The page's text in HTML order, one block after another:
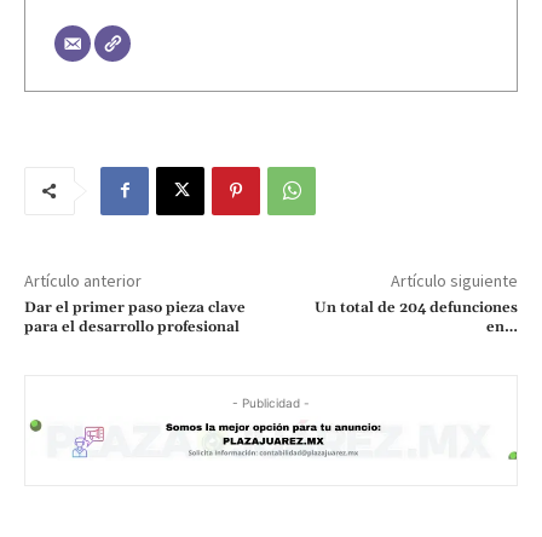
Artículo anterior
Dar el primer paso pieza clave
para el desarrollo profesional
Artículo siguiente
Un total de 204 defunciones
en…
- Publicidad -